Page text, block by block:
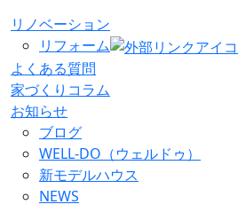
リノベーション
リフォーム
よくある質問
家づくりコラム
お知らせ
ブログ
WELL-DO（ウェルドゥ）
新モデルハウス
NEWS